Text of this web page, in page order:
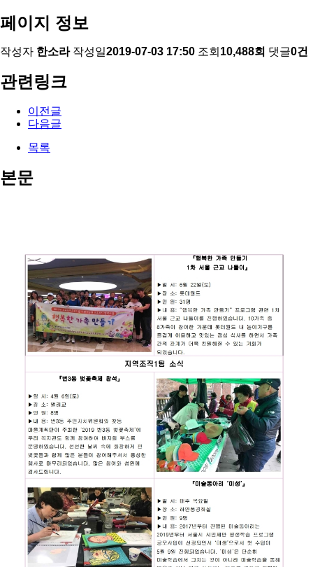
페이지 정보
작성자 한소라 작성일2019-07-03 17:50 조회 10,488회 댓글0건
관련링크
이전글
다음글
목록
본문